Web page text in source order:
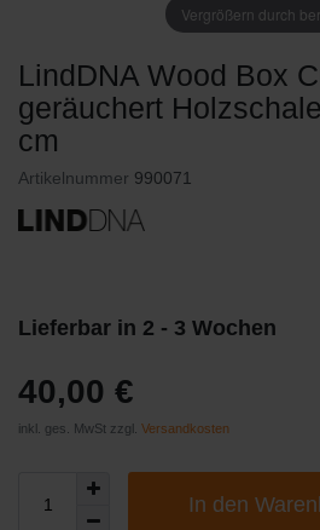
Vergrößern durch
LindDNA Wood Box
geräuchert
cm
Artikelnummer 990071
Lieferbar in 2 - 3 Wochen
40,00 €
inkl. ges. MwSt zzgl. Versandkosten
In den